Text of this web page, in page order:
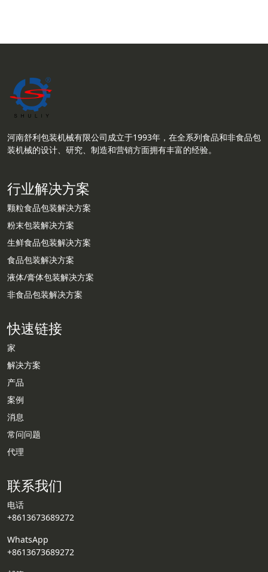
河南舒利包装机械有限公司成立于1993年，在全系列食品和非食品包
装机械的设计、研究、制造和营销方面拥有丰富的经验。
行业解决方案
颗粒食品包装解决方案
粉末包装解决方案
生鲜食品包装解决方案
食品包装解决方案
液体/膏体包装解决方案
非食品包装解决方案
快速链接
家
解决方案
产品
案例
消息
常问问题
代理
联系我们
电话
+8613673689272
WhatsApp
+8613673689272